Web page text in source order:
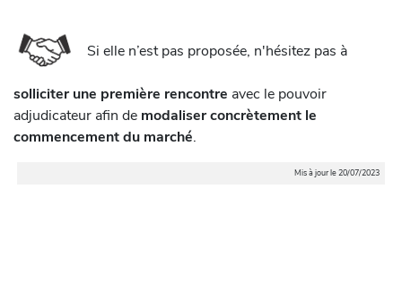
Si elle n’est pas proposée, n'hésitez pas à
solliciter une première rencontre avec le pouvoir
adjudicateur afin de modaliser concrètement le
commencement du marché.
Mis à jour le 20/07/2023